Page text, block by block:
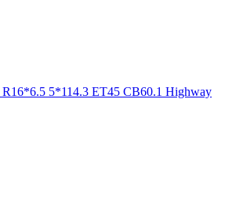
5*114.3 ET45 CB60.1 Highway